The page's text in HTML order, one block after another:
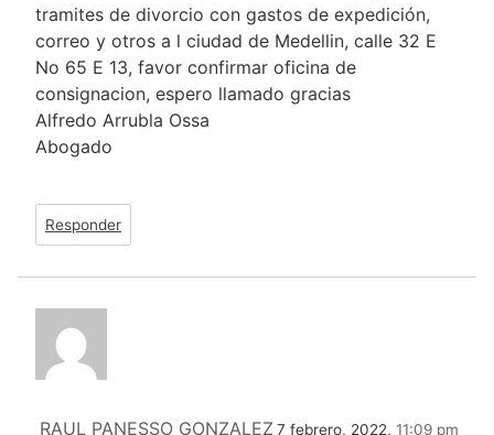
tramites de divorcio con gastos de expedición,
correo y otros a l ciudad de Medellin, calle 32 E
No 65 E 13, favor confirmar oficina de
consignacion, espero llamado gracias
Alfredo Arrubla Ossa
Abogado
Responder
RAUL PANESSO GONZALEZ 7 febrero, 2022, 11:09 pm